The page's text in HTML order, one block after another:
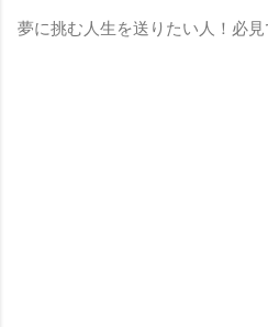
夢に挑む人生を送りたい人！必見